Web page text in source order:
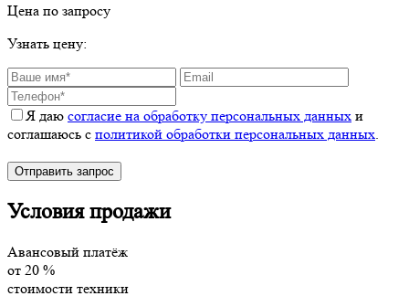
Цена по запросу
Узнать цену:
Я даю согласие на обработку персональных данных и
соглашаюсь с политикой обработки персональных данных.
Условия продажи
Авансовый платёж
от 20 %
стоимости техники